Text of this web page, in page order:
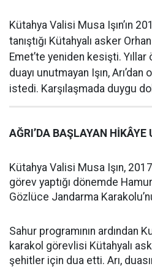
Kütahya Valisi Musa Işın’ın
tanıştığı Kütahyalı asker
Emet’te yeniden kesişti.
duayı unutmayan Işın,
istedi. Karşılaşmada duygu
AĞRI’DA BAŞLAYAN HİKÂYE
Kütahya Valisi Musa Işın,
görev yaptığı dönemde
Gözlüce Jandarma
Sahur programının ardından
karakol görevlisi Kütahyalı
şehitler için dua etti. Arı,